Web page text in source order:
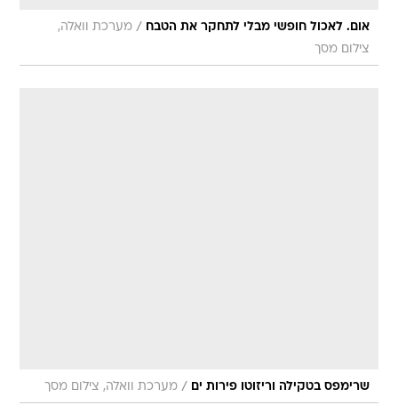
אום. לאכול חופשי מבלי לתחקר את הטבח / מערכת וואלה,
צילום מסך
שרימפס בטקילה וריזוטו פירות ים / מערכת וואלה, צילום מסך